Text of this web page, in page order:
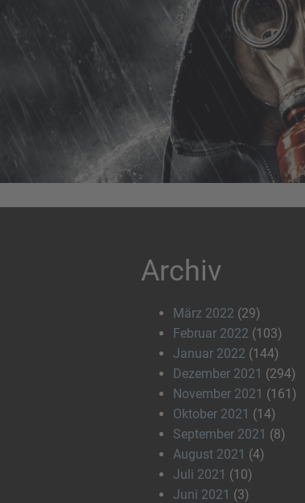
Archiv
März 2022 (29)
Februar 2022 (103)
Januar 2022 (144)
Dezember 2021 (294)
November 2021 (161)
Oktober 2021 (14)
September 2021 (8)
August 2021 (4)
Juli 2021 (10)
Juni 2021 (3)